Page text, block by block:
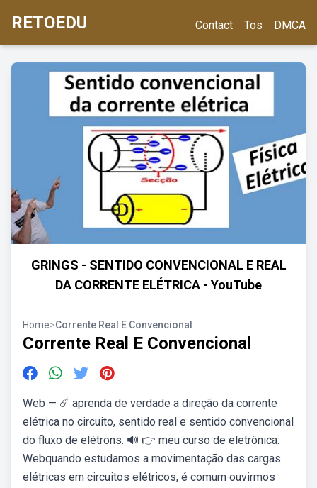
RETOEDU Contact Tos DMCA
GRINGS - SENTIDO CONVENCIONAL E REAL
DA CORRENTE ELÉTRICA - YouTube
Home>Corrente Real E Convencional
Corrente Real E Convencional
Web — ☄️ aprenda de verdade a direção da corrente
elétrica no circuito, sentido real e sentido convencional
do fluxo de elétrons. 🔊 👉 meu curso de eletrônica:
Webquando estudamos a movimentação das cargas
elétricas em circuitos elétricos, é comum ouvirmos